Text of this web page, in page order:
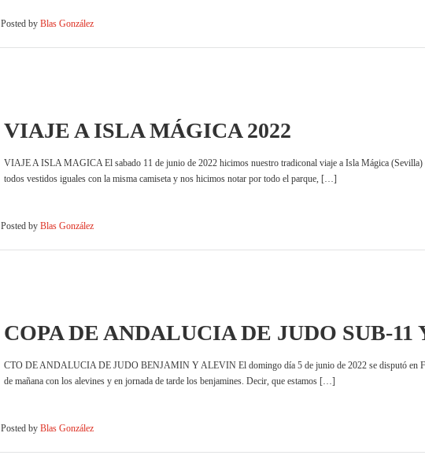
Posted by Blas González
VIAJE A ISLA MÁGICA 2022
VIAJE A ISLA MAGICA El sabado 11 de junio de 2022 hicimos nuestro tradiconal viaje a Isla Mágica (Sevilla)
todos vestidos iguales con la misma camiseta y nos hicimos notar por todo el parque, […]
Posted by Blas González
COPA DE ANDALUCIA DE JUDO SUB-11
CTO DE ANDALUCIA DE JUDO BENJAMIN Y ALEVIN El domingo día 5 de junio de 2022 se disputó en
de mañana con los alevines y en jornada de tarde los benjamines. Decir, que estamos […]
Posted by Blas González